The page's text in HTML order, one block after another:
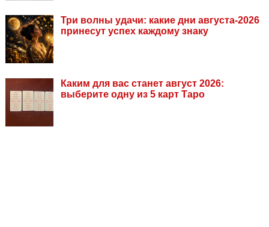
Три волны удачи: какие дни августа-2026
принесут успех каждому знаку
Каким для вас станет август 2026:
выберите одну из 5 карт Таро